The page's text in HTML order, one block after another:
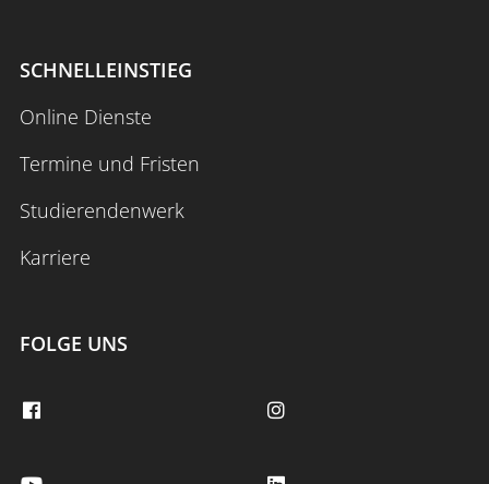
SCHNELLEINSTIEG
Online Dienste
Termine und Fristen
Studierendenwerk
Karriere
FOLGE UNS